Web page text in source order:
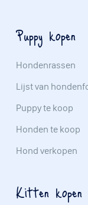
Puppy kopen
Hondenrassen
Lijst van
Puppy te koop
Honden te koop
Hond verkopen
Kitten kopen